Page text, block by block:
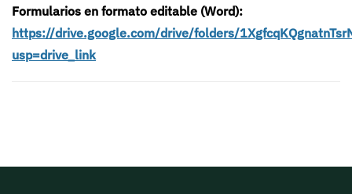
Formularios en formato editable (Word):
https://drive.google.com/drive/folders/
usp=drive_link